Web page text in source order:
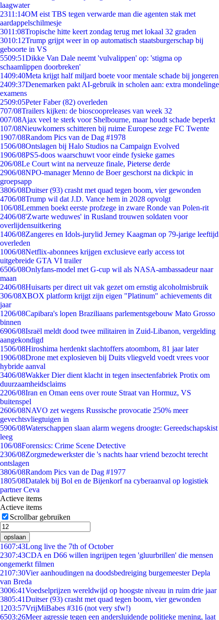
laagwater
2311:14OM eist TBS tegen verwarde man die agenten stak met
aardappelschilmesje
3011:08Tropische hitte keert zondag terug met lokaal 32 graden
3010:12Trump grijpt weer in op automatisch staatsburgerschap bij
geboorte in VS
5509:51Dikke Van Dale neemt 'vulvalippen' op: 'stigma op
schaamlippen doorbreken'
1409:40Meta krijgt half miljard boete voor mentale schade bij jongeren
2409:37Denemarken pakt AI-gebruik in scholen aan: extra mondelinge
examens
2509:05Peter Faber (82) overleden
707/08Trailers kijken: de bioscoopreleases van week 32
007/08Ajax veel te sterk voor Shelbourne, maar houdt schade beperkt
107/08Nieuwkomers schitteren bij ruime Europese zege FC Twente
1907/08Random Pics van de Dag #1978
1506/08Ontslagen bij Halo Studios na Campaign Evolved
1906/08PS5-doos waarschuwt voor einde fysieke games
206/08Le Court wint na nerveuze finale, Pieterse derde
2906/08NPO-manager Menno de Boer geschorst na dickpic in
groepsapp
3806/08Duitser (93) crasht met quad tegen boom, vier gewonden
4706/08Trump wil dat J.D. Vance hem in 2028 opvolgt
106/08Lemmen boekt eerste profzege in zware Ronde van Polen-rit
2406/08'Zwarte weduwes' in Rusland trouwen soldaten voor
overlijdensuitkering
1406/08Zangeres en Idols-jurylid Jerney Kaagman op 79-jarige leeftijd
overleden
1006/08Netflix-abonnees krijgen exclusieve early access tot
uitgebreide GTA VI trailer
6506/08Onlyfans-model met G-cup wil als NASA-ambassadeur naar
maan
2406/08Huisarts per direct uit vak gezet om ernstig alcoholmisbruik
306/08XBOX platform krijgt zijn eigen "Platinum" achievements dit
jaar
1206/08Capibara's lopen Braziliaans parlementsgebouw Mato Grosso
binnen
6906/08Israël meldt dood twee militairen in Zuid-Libanon, vergelding
aangekondigd
1506/08Hiroshima herdenkt slachtoffers atoombom, 81 jaar later
1906/08Drone met explosieven bij Duits vliegveld voedt vrees voor
hybride aanval
3406/08Wakker Dier dient klacht in tegen insectenfabriek Protix om
duurzaamheidsclaims
2206/08Iran en Oman eens over route Straat van Hormuz, VS
buitenspel
2606/08NAVO zet wegens Russische provocatie 250% meer
gevechtsvliegtuigen in
5906/08Waterschappen slaan alarm wegens droogte: Gereedschapskist
leeg
106/08Forensics: Crime Scene Detective
2306/08Zorgmedewerkster die 's nachts haar vriend bezocht terecht
ontslagen
3806/08Random Pics van de Dag #1977
1805/08Datalek bij Bol en de Bijenkorf na cyberaanval op logistiek
partner Ceva
Actieve items
Actieve items
Scrollbar gebruiken
opslaan
1607:43Long live the 7th of October
2307:43CDA en D66 willen ingrijpen tegen 'gluurbrillen' die mensen
ongemerkt filmen
2107:30Vier aanhoudingen na doodsbedreiging burgemeester Depla
van Breda
3006:41Voedselprijzen wereldwijd op hoogste niveau in ruim drie jaar
3805:41Duitser (93) crasht met quad tegen boom, vier gewonden
1203:57VrijMiBabes #316 (not very sfw!)
6503:26Meer agressie tegen een andersluidende politieke mening, laat